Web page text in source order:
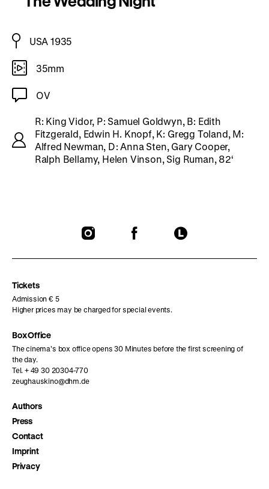
USA 1935
35mm
OV
R: King Vidor, P: Samuel Goldwyn, B: Edith
Fitzgerald, Edwin H. Knopf, K: Gregg Toland, M:
Alfred Newman, D: Anna Sten, Gary Cooper,
Ralph Bellamy, Helen Vinson, Sig Ruman, 82‘
To
To
To
Tickets
Admission € 5
Higher prices may be charged for special events.
Box Office
The cinema’s box office opens 30 Minutes before the first screening of
the day.
Tel. + 49 30 20304-770
zeughauskino@dhm.de
Authors
Press
Contact
Imprint
Privacy